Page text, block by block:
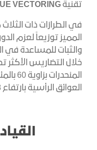
تقنيةVECTORING
المميز توزيعاً لعزم
والثبات للمساعدة
خلال التضاريس الأكثر
العوائق الرأسية بارتفاع 18 إنش واختراق المياه العميقة.